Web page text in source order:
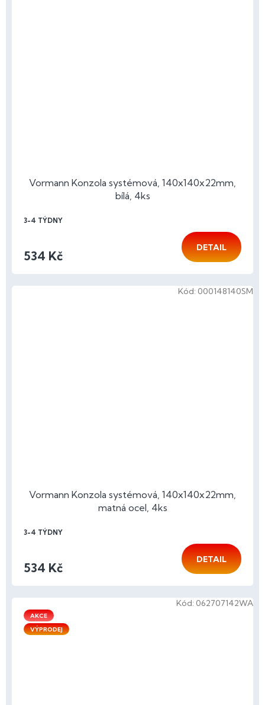
Vormann Konzola systémová, 140x140x22mm,
bílá, 4ks
3-4 TÝDNY
534 Kč
DETAIL
Vormann Konzola systémová, 140x140x22mm,
matná ocel, 4ks
3-4 TÝDNY
534 Kč
DETAIL
Kód: 000148140SM
AKCE
VÝPRODEJ
Kód: 062707142WA